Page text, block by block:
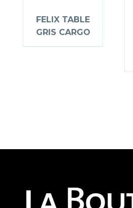
FELIX TABLE
GRIS CARGO